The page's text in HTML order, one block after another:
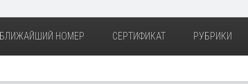
БЛИЖАЙШИЙ НОМЕР СЕРТИФИКАТ РУБРИКИ